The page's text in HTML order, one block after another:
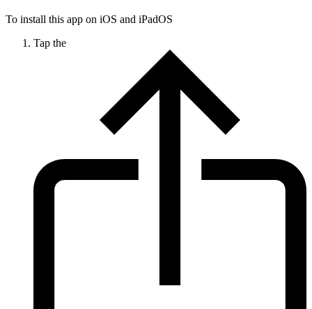
To install this app on iOS and iPadOS
Tap the